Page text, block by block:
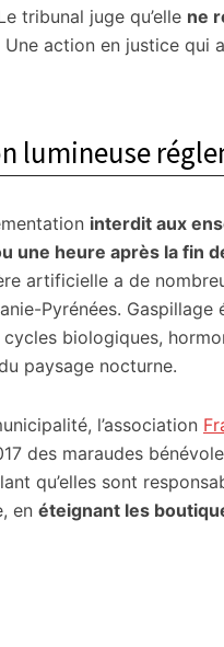
tribunal juge qu’elle ne
Une action en justice qui
lumineuse
interdit aux
une heure après la fin
artificielle a de
Pyrénées.
biologiques,
paysage nocturne.
l’association
des maraudes
qu’elles sont
en éteignant les